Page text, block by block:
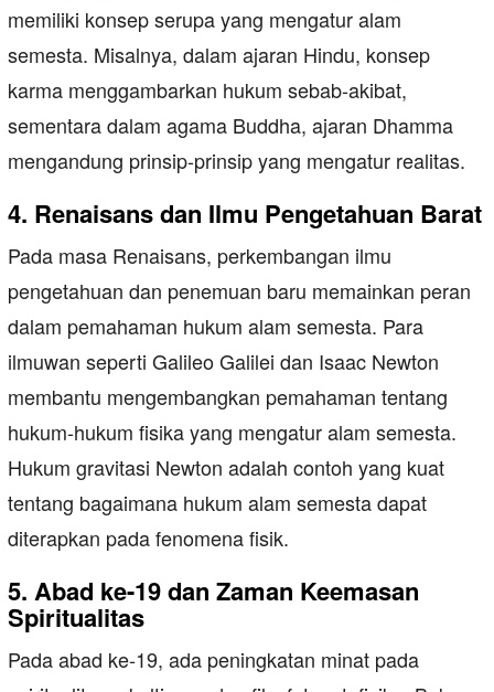
memiliki konsep serupa yang mengatur alam
semesta. Misalnya, dalam ajaran Hindu, konsep
karma menggambarkan hukum sebab-akibat,
sementara dalam agama Buddha, ajaran Dhamma
mengandung prinsip-prinsip yang mengatur realitas.
4. Renaisans dan Ilmu Pengetahuan Barat
Pada masa Renaisans, perkembangan ilmu
pengetahuan dan penemuan baru memainkan peran
dalam pemahaman hukum alam semesta. Para
ilmuwan seperti Galileo Galilei dan Isaac Newton
membantu mengembangkan pemahaman tentang
hukum-hukum fisika yang mengatur alam semesta.
Hukum gravitasi Newton adalah contoh yang kuat
tentang bagaimana hukum alam semesta dapat
diterapkan pada fenomena fisik.
5. Abad ke-19 dan Zaman Keemasan
Spiritualitas
Pada abad ke-19, ada peningkatan minat pada